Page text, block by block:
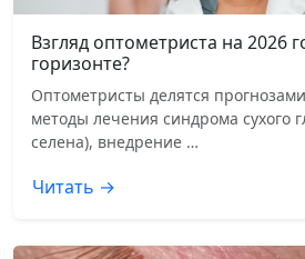
Взгляд оптометриста на 2026
горизонте?
Оптометристы делятся
методы лечения синдрома сухого
селена), внедрение …
Читать →